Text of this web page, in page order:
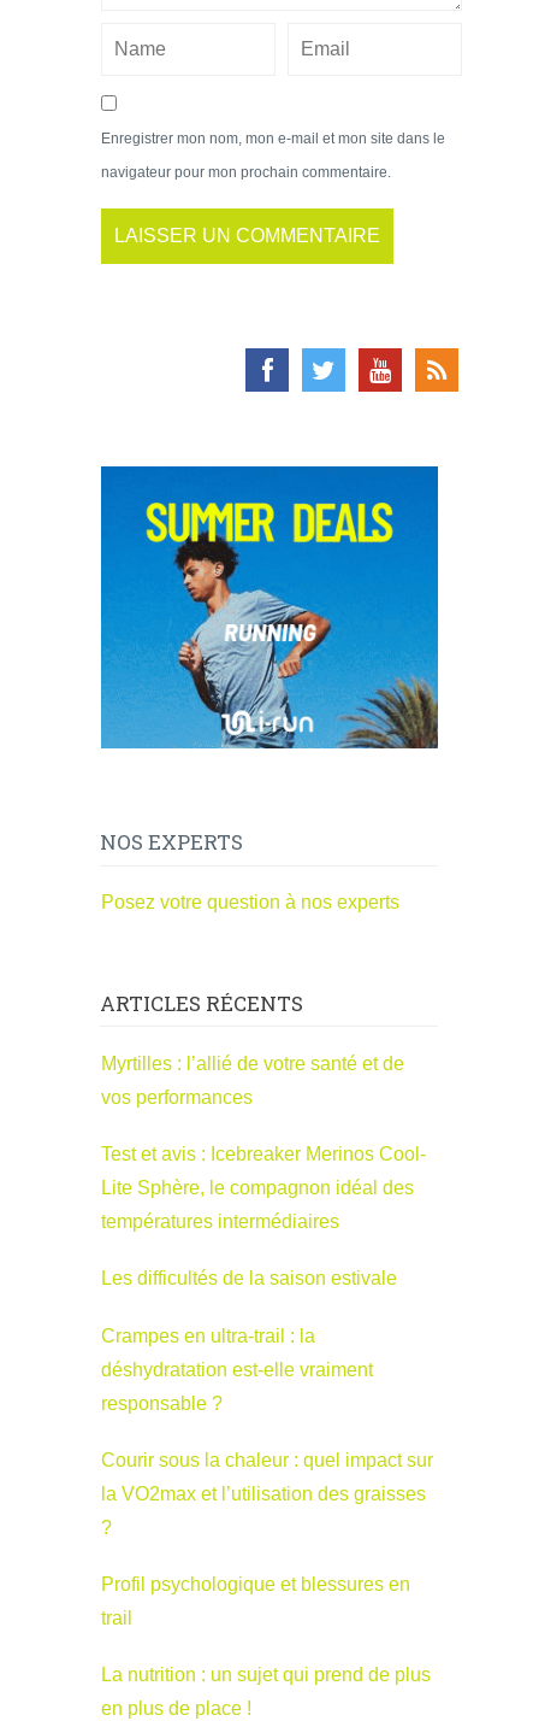
Enregistrer mon nom, mon e-mail et mon site dans le
navigateur pour mon prochain commentaire.
NOS EXPERTS
Posez votre question à nos experts
ARTICLES RÉCENTS
Myrtilles : l’allié de votre santé et de
vos performances
Test et avis : Icebreaker Merinos Cool-
Lite Sphère, le compagnon idéal des
températures intermédiaires
Les difficultés de la saison estivale
Crampes en ultra-trail : la
déshydratation est-elle vraiment
responsable ?
Courir sous la chaleur : quel impact sur
la VO2max et l’utilisation des graisses
?
Profil psychologique et blessures en
trail
La nutrition : un sujet qui prend de plus
en plus de place !